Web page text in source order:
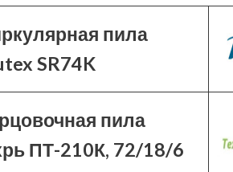
пила
SR74K
пила
ПТ-210К, 72/18/6